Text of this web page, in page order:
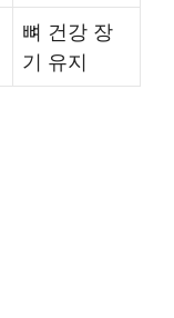
뼈 건강 장
기 유지